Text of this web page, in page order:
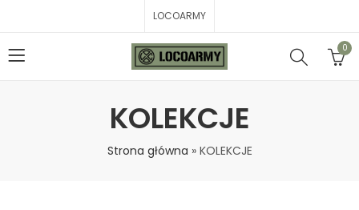
LOCOARMY
0
KOLEKCJE
Strona główna » KOLEKCJE